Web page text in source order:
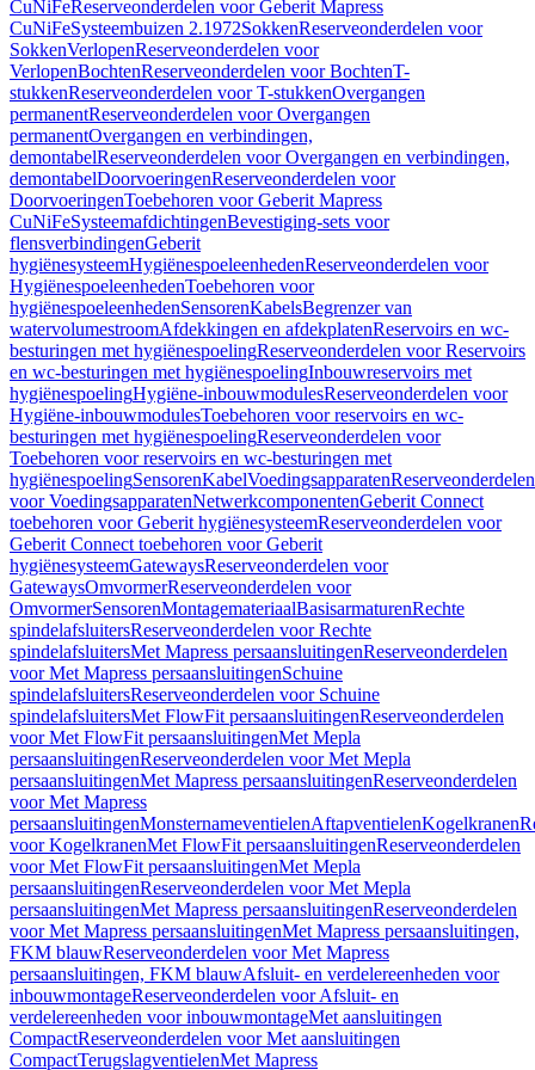
CuNiFeReserveonderdelen voor Geberit Mapress
CuNiFeSysteembuizen 2.1972SokkenReserveonderdelen voor
SokkenVerlopenReserveonderdelen voor
VerlopenBochtenReserveonderdelen voor BochtenT-
stukkenReserveonderdelen voor T-stukkenOvergangen
permanentReserveonderdelen voor Overgangen
permanentOvergangen en verbindingen,
demontabelReserveonderdelen voor Overgangen en verbindingen,
demontabelDoorvoeringenReserveonderdelen voor
DoorvoeringenToebehoren voor Geberit Mapress
CuNiFeSysteemafdichtingenBevestiging-sets voor
flensverbindingenGeberit
hygiënesysteemHygiënespoeleenhedenReserveonderdelen voor
HygiënespoeleenhedenToebehoren voor
hygiënespoeleenhedenSensorenKabelsBegrenzer van
watervolumestroomAfdekkingen en afdekplatenReservoirs en wc-
besturingen met hygiënespoelingReserveonderdelen voor Reservoirs
en wc-besturingen met hygiënespoelingInbouwreservoirs met
hygiënespoelingHygiëne-inbouwmodulesReserveonderdelen voor
Hygiëne-inbouwmodulesToebehoren voor reservoirs en wc-
besturingen met hygiënespoelingReserveonderdelen voor
Toebehoren voor reservoirs en wc-besturingen met
hygiënespoelingSensorenKabelVoedingsapparatenReserveonderdelen
voor VoedingsapparatenNetwerkcomponentenGeberit Connect
toebehoren voor Geberit hygiënesysteemReserveonderdelen voor
Geberit Connect toebehoren voor Geberit
hygiënesysteemGatewaysReserveonderdelen voor
GatewaysOmvormerReserveonderdelen voor
OmvormerSensorenMontagemateriaalBasisarmaturenRechte
spindelafsluitersReserveonderdelen voor Rechte
spindelafsluitersMet Mapress persaansluitingenReserveonderdelen
voor Met Mapress persaansluitingenSchuine
spindelafsluitersReserveonderdelen voor Schuine
spindelafsluitersMet FlowFit persaansluitingenReserveonderdelen
voor Met FlowFit persaansluitingenMet Mepla
persaansluitingenReserveonderdelen voor Met Mepla
persaansluitingenMet Mapress persaansluitingenReserveonderdelen
voor Met Mapress
persaansluitingenMonsternameventielenAftapventielenKogelkranen
voor KogelkranenMet FlowFit persaansluitingenReserveonderdelen
voor Met FlowFit persaansluitingenMet Mepla
persaansluitingenReserveonderdelen voor Met Mepla
persaansluitingenMet Mapress persaansluitingenReserveonderdelen
voor Met Mapress persaansluitingenMet Mapress persaansluitingen,
FKM blauwReserveonderdelen voor Met Mapress
persaansluitingen, FKM blauwAfsluit- en verdelereenheden voor
inbouwmontageReserveonderdelen voor Afsluit- en
verdelereenheden voor inbouwmontageMet aansluitingen
CompactReserveonderdelen voor Met aansluitingen
CompactTerugslagventielenMet Mapress